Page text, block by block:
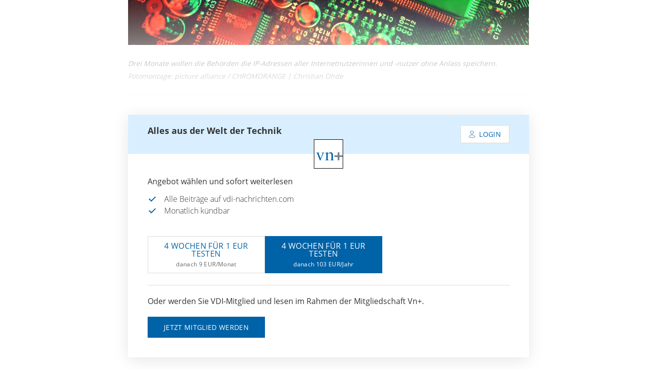
Drei Monate wollen die Behörden die IP-Adressen aller Internetnutzerinnen und -nutzer ohne Anlass speichern.
Fotomontage: picture alliance / CHROMORANGE | Christian Ohde
Alles aus der Welt der Technik LOGIN
Angebot wählen und sofort weiterlesen
Alle Beiträge auf vdi-nachrichten.com
Monatlich kündbar
4 WOCHEN FÜR 1 EUR
TESTEN
danach 9 EUR/Monat
4 WOCHEN FÜR 1 EUR
TESTEN
danach 103 EUR/Jahr
Oder werden Sie VDI-Mitglied und lesen im Rahmen der Mitgliedschaft Vn+.
JETZT MITGLIED WERDEN